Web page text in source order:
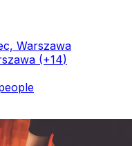
Warszawa
(+14)